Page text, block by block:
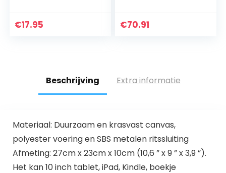
lederen etui I
€17.95 €70.91
Beschrijving Extra informatie
Materiaal: Duurzaam en krasvast canvas,
polyester voering en SBS metalen ritssluiting
Afmeting: 27cm x 23cm x 10cm (10,6 ” x 9 ” x 3,9 ”).
Het kan 10 inch tablet, iPad, Kindle, boekje